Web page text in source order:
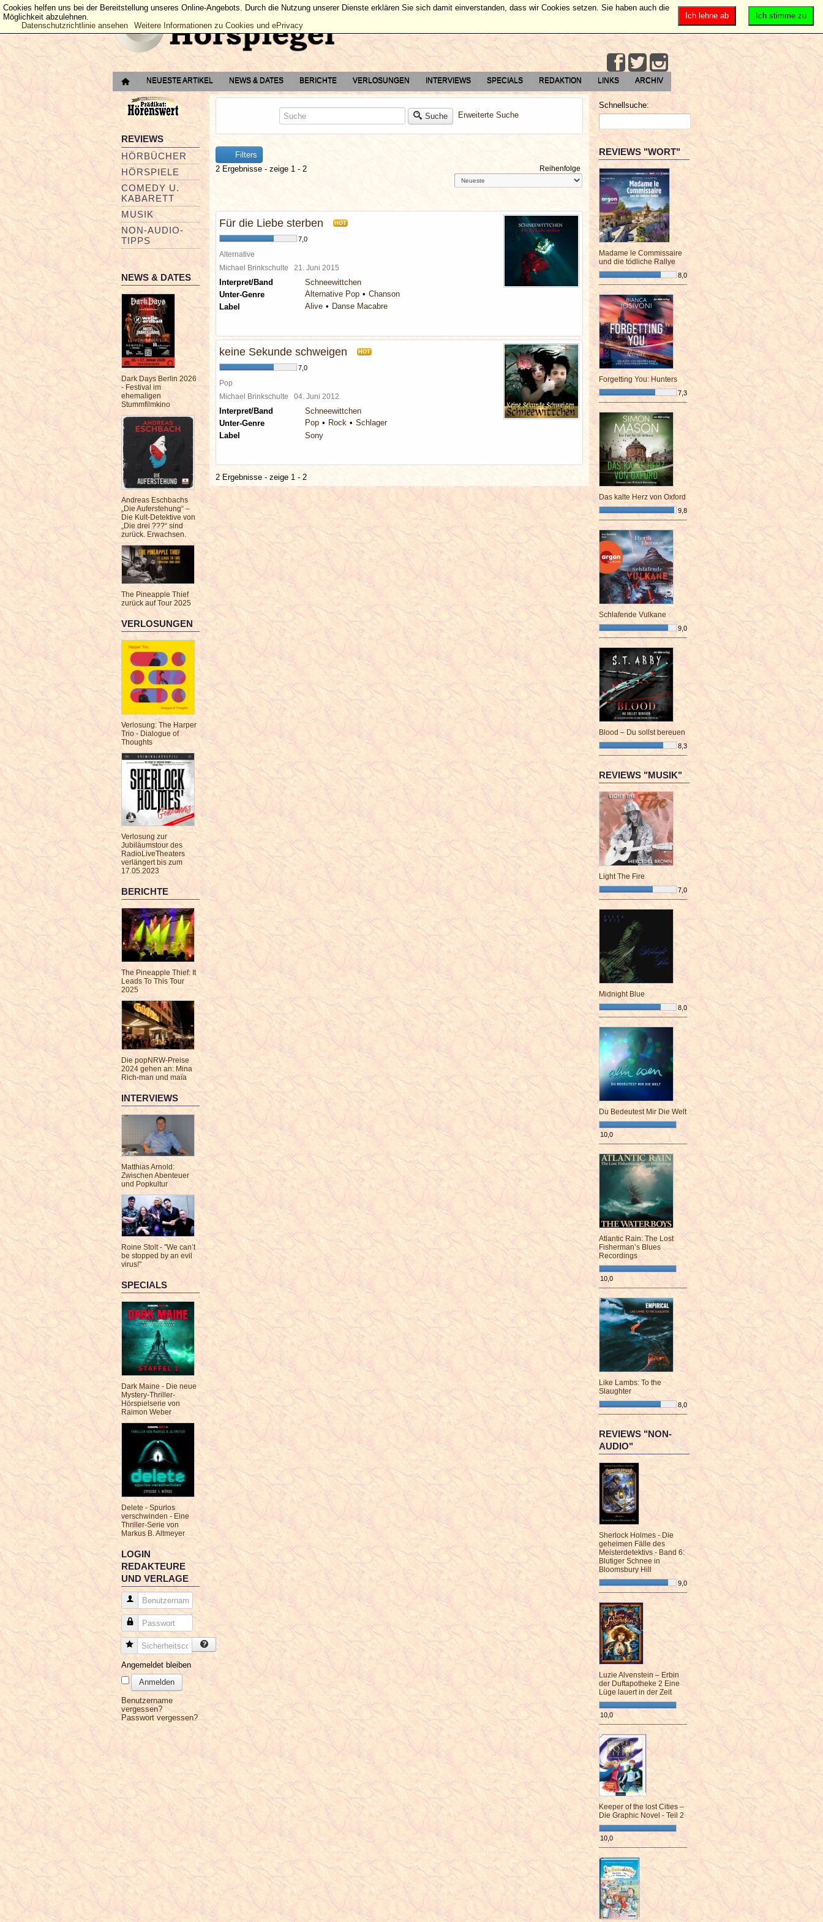
NEUESTE ARTIKEL NEWS & DATES BERICHTE VERLOSUNGEN INTERVIEWS SPECIALS REDAKTION LINKS ARCHIV
REVIEWS
HÖRBÜCHER
HÖRSPIELE
COMEDY U.
KABARETT
MUSIK
NON-AUDIO-
TIPPS
NEWS & DATES
Dark Days Berlin 2026
- Festival im
ehemaligen
Stummfilmkino
Andreas Eschbachs
„Die Auferstehung“ –
Die Kult-Detektive von
„Die drei ???“ sind
zurück. Erwachsen.
The Pineapple Thief
zurück auf Tour 2025
VERLOSUNGEN
Verlosung: The Harper
Trio - Dialogue of
Thoughts
Verlosung zur
Jubiläumstour des
RadioLiveTheaters
verlängert bis zum
17.05.2023
BERICHTE
The Pineapple Thief: It
Leads To This Tour
2025
Die popNRW-Preise
2024 gehen an: Mina
Rich-man und maïa
INTERVIEWS
Matthias Arnold:
Zwischen Abenteuer
und Popkultur
Roine Stolt - "We can’t
be stopped by an evil
virus!"
SPECIALS
Dark Maine - Die neue
Mystery-Thriller-
Hörspielserie von
Raimon Weber
Delete - Spurlos
verschwinden - Eine
Thriller-Serie von
Markus B. Altmeyer
LOGIN
REDAKTEURE
UND VERLAGE
Benutzername
Passwort
Sicherheitscode
Angemeldet bleiben
Anmelden
Benutzername
vergessen?
Passwort vergessen?
Suche Erweiterte Suche
Filters
2 Ergebnisse - zeige 1 - 2
Reihenfolge
Für die Liebe sterben HOT
7,0
Alternative
Michael Brinkschulte 21. Juni 2015
Interpret/Band
Schneewittchen
Unter-Genre
Alternative Pop
Chanson
Label
Alive Danse Macabre
keine Sekunde schweigen HOT
7,0
Pop
Michael Brinkschulte 04. Juni 2012
Interpret/Band
Schneewittchen
Unter-Genre
Pop Rock
Schlager
Label
Sony
2 Ergebnisse - zeige 1 - 2
Schnellsuche:
REVIEWS "WORT"
Madame le Commissaire
und die tödliche Rallye
8,0
¯¯¯¯¯¯¯¯¯¯¯¯¯¯¯¯¯¯¯¯¯¯¯¯
Forgetting You: Hunters
7,3
¯¯¯¯¯¯¯¯¯¯¯¯¯¯¯¯¯¯¯¯¯¯¯¯
Das kalte Herz von Oxford
9,8
¯¯¯¯¯¯¯¯¯¯¯¯¯¯¯¯¯¯¯¯¯¯¯¯
Schlafende Vulkane
9,0
¯¯¯¯¯¯¯¯¯¯¯¯¯¯¯¯¯¯¯¯¯¯¯¯
Blood – Du sollst bereuen
8,3
¯¯¯¯¯¯¯¯¯¯¯¯¯¯¯¯¯¯¯¯¯¯¯¯
REVIEWS "MUSIK"
Light The Fire
7,0
¯¯¯¯¯¯¯¯¯¯¯¯¯¯¯¯¯¯¯¯¯¯¯¯
Midnight Blue
8,0
¯¯¯¯¯¯¯¯¯¯¯¯¯¯¯¯¯¯¯¯¯¯¯¯
Du Bedeutest Mir Die Welt
10,0
¯¯¯¯¯¯¯¯¯¯¯¯¯¯¯¯¯¯¯¯¯¯¯¯
Atlantic Rain: The Lost
Fisherman’s Blues
Recordings
10,0
¯¯¯¯¯¯¯¯¯¯¯¯¯¯¯¯¯¯¯¯¯¯¯¯
Like Lambs: To the
Slaughter
8,0
¯¯¯¯¯¯¯¯¯¯¯¯¯¯¯¯¯¯¯¯¯¯¯¯
REVIEWS "NON-
AUDIO"
Sherlock Holmes - Die
geheimen Fälle des
Meisterdetektivs - Band 6:
Blutiger Schnee in
Bloomsbury Hill
9,0
¯¯¯¯¯¯¯¯¯¯¯¯¯¯¯¯¯¯¯¯¯¯¯¯
Luzie Alvenstein – Erbin
der Duftapotheke 2 Eine
Lüge lauert in der Zeit
10,0
¯¯¯¯¯¯¯¯¯¯¯¯¯¯¯¯¯¯¯¯¯¯¯¯
Keeper of the lost Cities –
Die Graphic Novel - Teil 2
10,0
¯¯¯¯¯¯¯¯¯¯¯¯¯¯¯¯¯¯¯¯¯¯¯¯
Ich stimme zu
Ich lehne ab
Cookies helfen uns bei der Bereitstellung unseres Online-Angebots. Durch die Nutzung unserer Dienste erklären Sie sich damit einverstanden, dass wir Cookies setzen. Sie haben auch die
Möglichkeit abzulehnen.
Datenschutzrichtlinie ansehen
Weitere Informationen zu Cookies und ePrivacy